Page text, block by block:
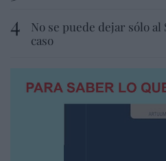
No se puede dejar sólo
caso